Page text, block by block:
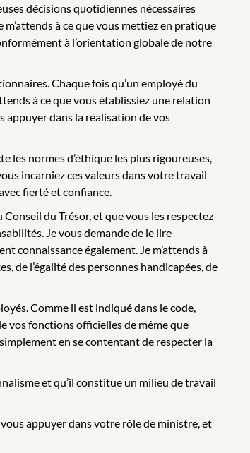
décisions quotidiennes nécessaires
à ce que vous mettiez en pratique
à l’orientation globale de notre
Chaque fois qu’un employé du
à ce que vous établissiez une relation
appuyer dans la réalisation de vos
les normes d’éthique les plus rigoureuses,
incarniez ces valeurs dans votre travail
fierté et confiance.
du Trésor, et que vous les respectez
Je vous demande de le lire
connaissance également. Je m’attends à
de l’égalité des personnes handicapées, de
Comme il est indiqué dans le code,
vos fonctions officielles de même que
en se contentant de respecter la
et qu’il constitue un milieu de travail
appuyer dans votre rôle de ministre, et